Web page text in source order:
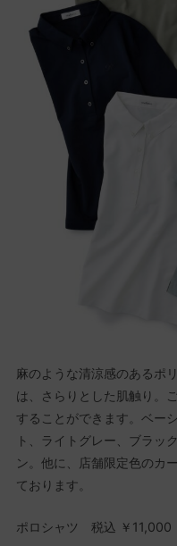
麻のような清涼感のあるポ
は、さらりとした肌触り。
することができます。ベー
ト、ライトグレー、ブラッ
ン。他に、店舗限定色のカ
ております。
ポロシャツ 税込 ￥11,000